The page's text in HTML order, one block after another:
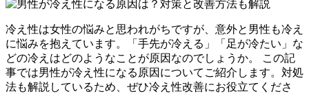
冷え性は女性の悩みと思われがちですが、意外と男性も冷え
に悩みを抱えています。「手先が冷える」「足が冷たい」な
どの冷えはどのようなことが原因なのでしょうか。 この記
事では男性が冷え性になる原因についてご紹介します。対処
法も解説しているため、ぜひ冷え性改善にお役立てくださ